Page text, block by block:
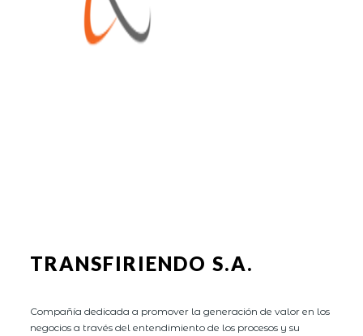
TRANSFIRIENDO S.A.
Compañía dedicada a promover la generación de valor en los
negocios a través del entendimiento de los procesos y su